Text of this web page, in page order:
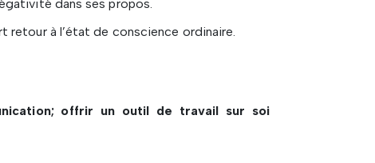
dans ses propos.
retour à l’état de conscience ordinaire.
offrir un outil de travail sur soi